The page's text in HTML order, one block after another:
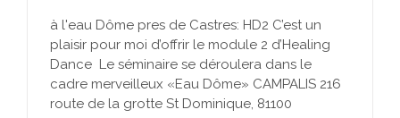
à l'eau Dôme pres de Castres: HD2 C’est un
plaisir pour moi d’offrir le module 2 d’Healing
Dance Le séminaire se déroulera dans le
cadre merveilleux «Eau Dôme» CAMPALIS 216
route de la grotte St Dominique, 81100